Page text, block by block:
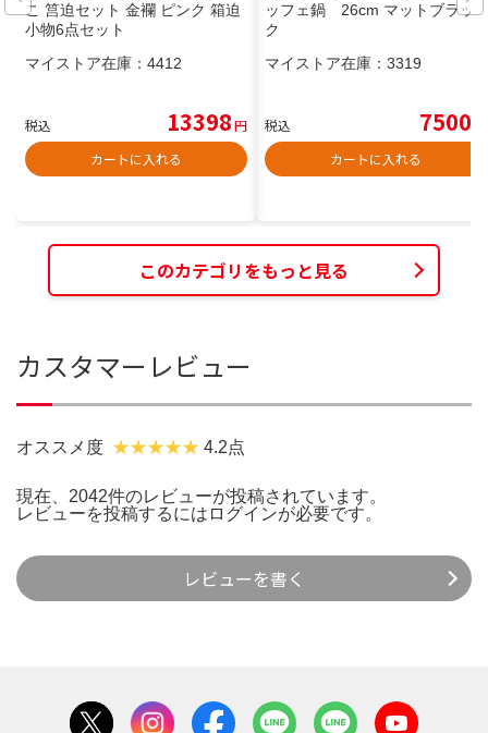
こ 筥迫セット 金襴 ピンク 箱迫
小物6点セット
マイストア在庫： 4412
税込 13398円
カートに入れる
ッフェ鍋 26cm マットブラッ
ク
マイストア在庫： 3319
税込 7500
カートに入れる
このカテゴリをもっと見る
カスタマーレビュー
オススメ度 4.2点
現在、2042件のレビューが投稿されています。
レビューを投稿するには ログインが必要です。
レビューを書く